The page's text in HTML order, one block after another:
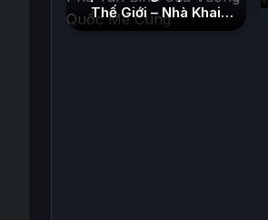
Thế Giới – Nhà Khai
Phá Tân Binh Của